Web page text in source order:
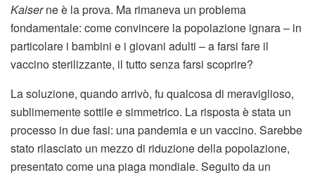
Kaiserne è la prova. Ma rimaneva un problema
fondamentale: come convincere la popolazione ignara – in
particolare i bambini e i giovani adulti – a farsi fare il
vaccino sterilizzante, il tutto senza farsi scoprire?
La soluzione, quando arrivò, fu qualcosa di meraviglioso,
sublimemente sottile e simmetrico. La risposta è stata un
processo in due fasi: una pandemia e un vaccino. Sarebbe
stato rilasciato un mezzo di riduzione della popolazione,
presentato come una piaga mondiale. Seguito da un